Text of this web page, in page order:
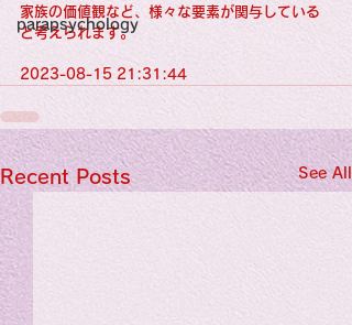
parapsychology
家族の価値観など、様々な要素が関与している
と考えられます。
2023-08-15 21:31:44
Recent Posts See All